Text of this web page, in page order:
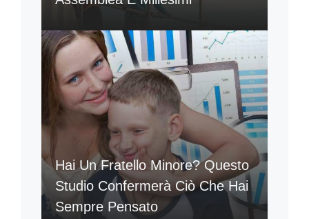
Hai Un Fratello Minore? Questo
Studio Confermerà Ciò Che Hai
Sempre Pensato